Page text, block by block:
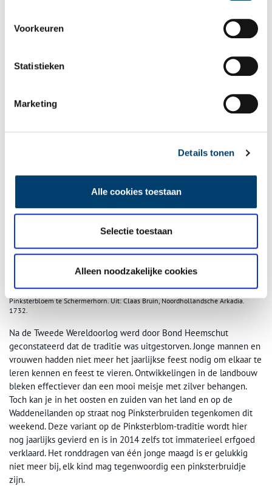
Voorkeuren
Statistieken
Marketing
Details tonen
Alle cookies toestaan
Selectie toestaan
Alleen noodzakelijke cookies
Pinksterbloem te Schermerhorn. Uit: Claas Bruin, Noordhollandsche Arkadia.
1732.
Na de Tweede Wereldoorlog werd door Bond Heemschut
geconstateerd dat de traditie was uitgestorven. Jonge mannen en
vrouwen hadden niet meer het jaarlijkse feest nodig om elkaar te
leren kennen en feest te vieren. Ontwikkelingen in de landbouw
bleken effectiever dan een mooi meisje met zilver behangen.
Toch kan je in het oosten en zuiden van het land en op de
Waddeneilanden op straat nog Pinksterbruiden tegenkomen dit
weekend. Deze variant op de Pinksterblom-traditie wordt hier
nog jaarlijks gevierd en is in 2014 zelfs tot immaterieel erfgoed
verklaard. Het ronddragen van één jonge maagd is er gelukkig
niet meer bij, elk kind mag tegenwoordig een pinksterbruidje
zijn.